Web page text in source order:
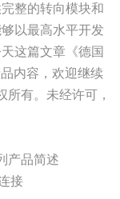
整的转向模块和
以最高水平开发
这篇文章《德国
内容，欢迎继续
所有。未经许可，
产品简述
接